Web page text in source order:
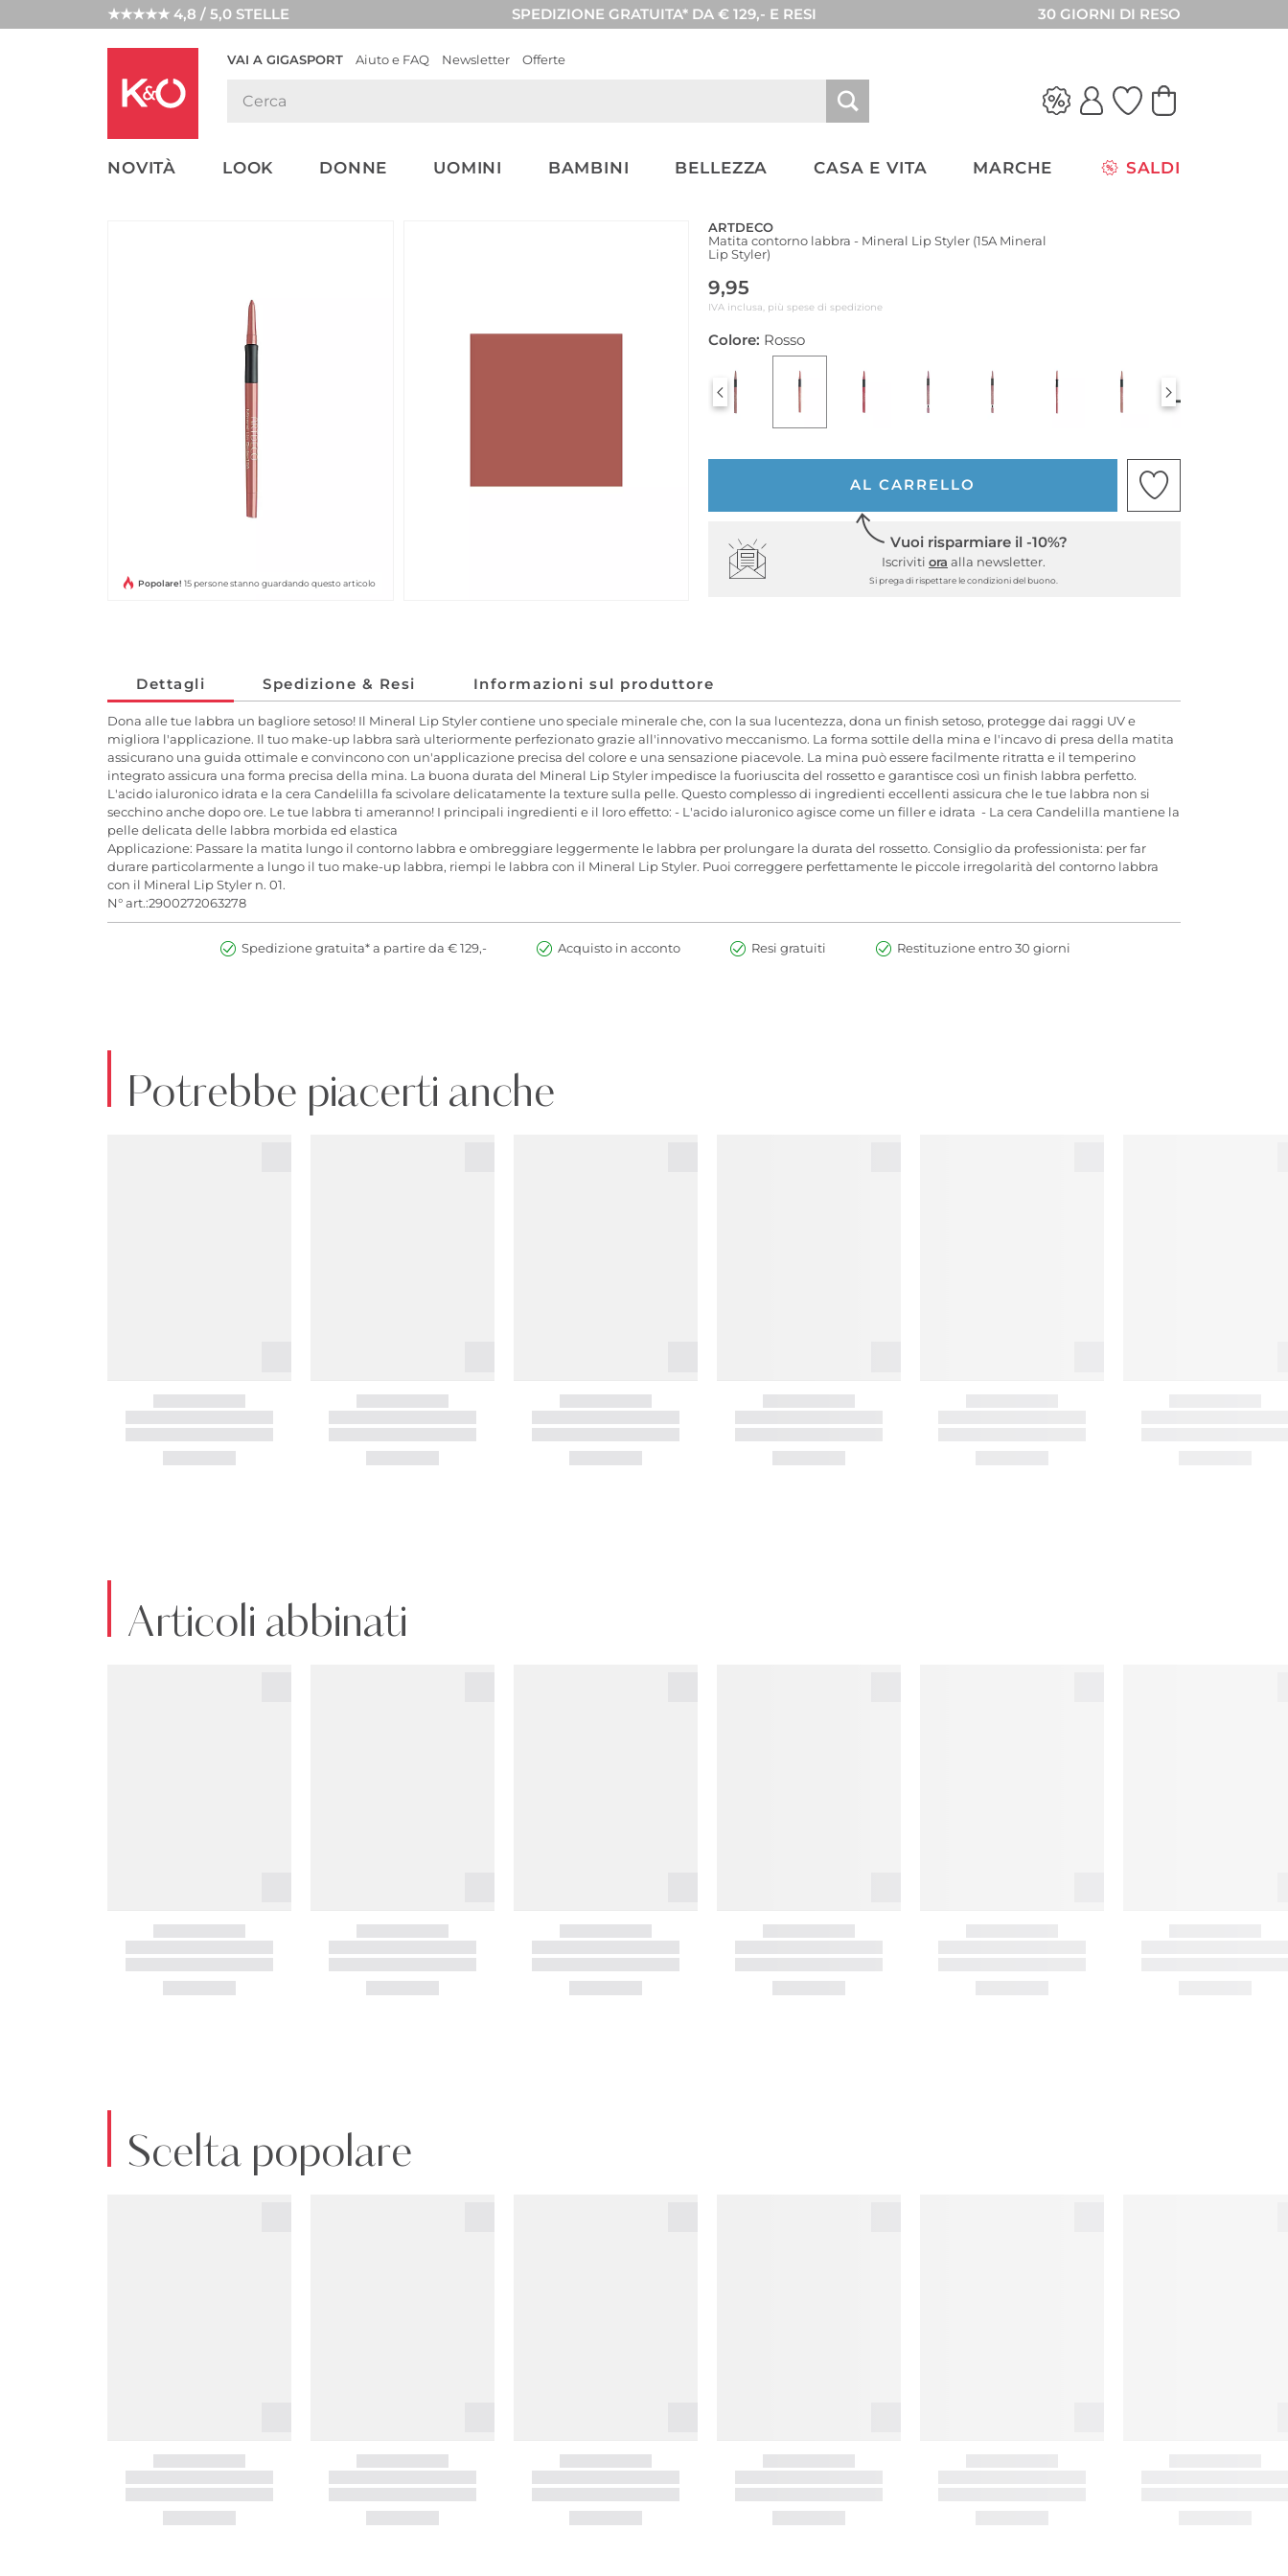
★★★★★ 4,8 / 5,0 STELLE SPEDIZIONE GRATUITA* DA € 129,- E RESI 30 GIORNI DI RESO
VAI A GIGASPORT Aiuto e FAQ Newsletter Offerte
NOVITÀ LOOK DONNE UOMINI BAMBINI BELLEZZA CASA E VITA MARCHE SALDI
LOOK
WEDDING
Popolare! 15 persone stanno guardando questo articolo
ARTDECO
Matita contorno labbra - Mineral Lip Styler (15A Mineral
Lip Styler)
9,95
IVA inclusa, più spese di spedizione
Colore: Rosso
AL CARRELLO
Vuoi risparmiare il -10%?
Iscriviti ora alla newsletter.
Si prega di rispettare le condizioni del buono.
Dettagli Spedizione & Resi Informazioni sul produttore
Dona alle tue labbra un bagliore setoso! Il Mineral Lip Styler contiene uno speciale minerale che, con la sua lucentezza, dona un finish setoso, protegge dai raggi UV e
migliora l'applicazione. Il tuo make-up labbra sarà ulteriormente perfezionato grazie all'innovativo meccanismo. La forma sottile della mina e l'incavo di presa della matita
assicurano una guida ottimale e convincono con un'applicazione precisa del colore e una sensazione piacevole. La mina può essere facilmente ritratta e il temperino
integrato assicura una forma precisa della mina. La buona durata del Mineral Lip Styler impedisce la fuoriuscita del rossetto e garantisce così un finish labbra perfetto.
L'acido ialuronico idrata e la cera Candelilla fa scivolare delicatamente la texture sulla pelle. Questo complesso di ingredienti eccellenti assicura che le tue labbra non si
secchino anche dopo ore. Le tue labbra ti ameranno! I principali ingredienti e il loro effetto: - L'acido ialuronico agisce come un filler e idrata - La cera Candelilla mantiene la
pelle delicata delle labbra morbida ed elastica
Applicazione: Passare la matita lungo il contorno labbra e ombreggiare leggermente le labbra per prolungare la durata del rossetto. Consiglio da professionista: per far
durare particolarmente a lungo il tuo make-up labbra, riempi le labbra con il Mineral Lip Styler. Puoi correggere perfettamente le piccole irregolarità del contorno labbra
con il Mineral Lip Styler n. 01.
N° art.:2900272063278
Spedizione gratuita* a partire da € 129,- Acquisto in acconto Resi gratuiti Restituzione entro 30 giorni
Potrebbe piacerti anche
Articoli abbinati
Scelta popolare